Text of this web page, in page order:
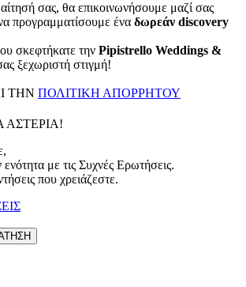
σας, θα επικοινωνήσουμε μαζί σας
προγραμματίσουμε ένα δωρεάν discovery
σκεφτήκατε την Pipistrello Weddings &
ξεχωριστή στιγμή!
ΤΗΝ ΠΟΛΙΤΙΚΗ ΑΠΟΡΡΗΤΟΥ
ΑΣΤΕΡΙΑ!
ενότητα με τις Συχνές Ερωτήσεις.
που χρειάζεστε.